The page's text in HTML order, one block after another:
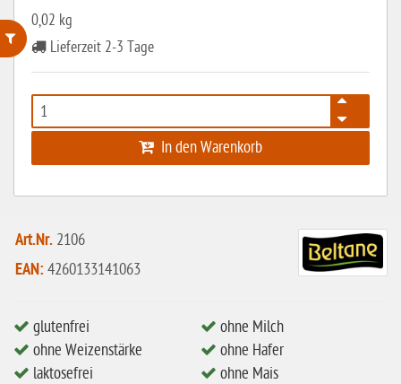
ohne Weizenstärke
laktosefrei
ohne Haselnüsse
Bio
ohne Erdnüsse
eiweißarm / PKU
0,02 kg
Lieferzeit 2-3 Tage
In den Warenkorb
Art.Nr. 2106
EAN: 4260133141063
glutenfrei
ohne Weizenstärke
laktosefrei
ohne Milch
ohne Hafer
ohne Mais